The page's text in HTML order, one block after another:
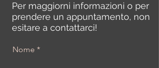
Per maggiorni informazioni o per
prendere un appuntamento, non
esitare a contattarci!
Nome